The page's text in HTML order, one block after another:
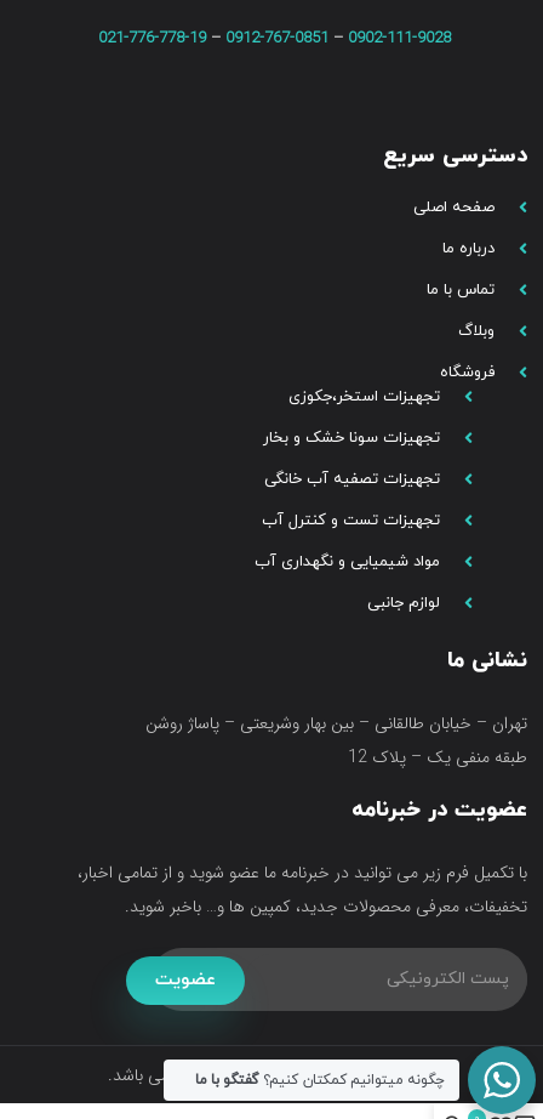
0902-111-9028
–
0912-767-0851
–
021-776-778-19
دسترسی سریع
صفحه اصلی
درباره ما
تماس با ما
وبلاگ
فروشگاه
تجهیزات استخر،جکوزی
تجهیزات سونا خشک و بخار
تجهیزات تصفیه آب خانگی
تجهیزات تست و کنترل آب
مواد شیمیایی و نگهداری آب
لوازم جانبی
نشانی ما
تهران – خیابان طالقانی – بین بهار وشریعتی – پاساژ روشن
طبقه منفی یک – پلاک 12
عضویت در خبرنامه
با تکمیل فرم زیر می توانید در خبرنامه ما عضو شوید و از تمامی اخبار،
تخفیفات، معرفی محصولات جدید، کمپین ها و… باخبر شوید.
عضویت
تمامی حقوق متعلق به فروشگاه آکواتک می باشد.
چگونه میتوانیم کمکتان کنیم؟گفتگو با ما